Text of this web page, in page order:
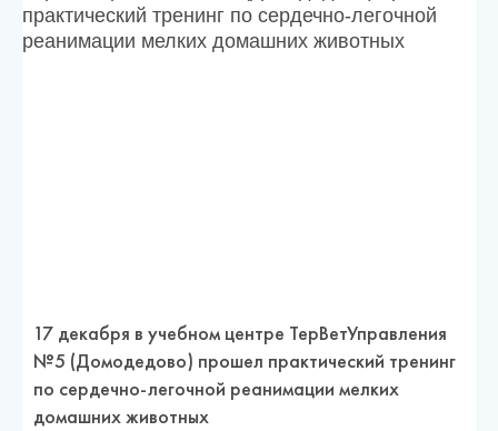
17 декабря в учебном центре ТерВетУправления
№5 (Домодедово) прошел практический тренинг
по сердечно-легочной реанимации мелких
домашних животных